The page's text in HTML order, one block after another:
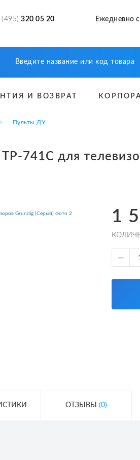
(495) 320 05 20 Ежедневно
И ВОЗВРАТ
Пульты ДУ
741C для
1
—
ОТЗЫВЫ (0)